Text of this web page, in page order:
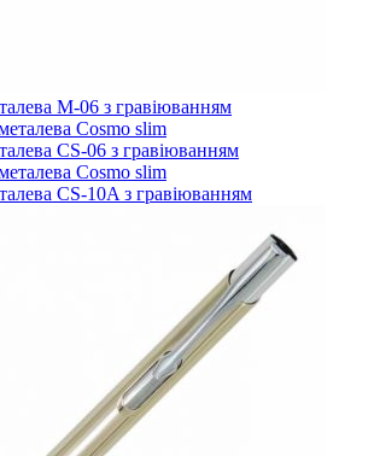
M-06 з гравіюванням
CS-06 з гравіюванням
CS-10A з гравіюванням